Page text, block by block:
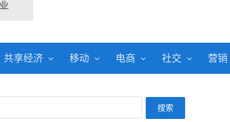
共享经济 移动 电商 社交 营销